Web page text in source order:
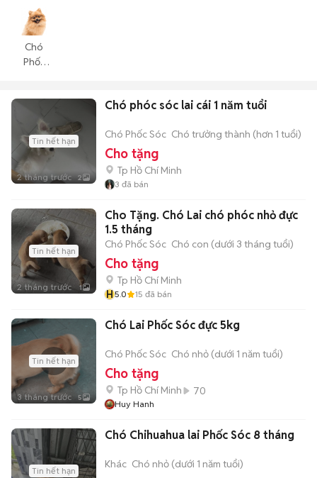
Chó
Phốc
Tin hết hạn
2 tháng trước 2
Chó phóc sóc lai cái 1 năm tuổi
Chó Phốc Sóc Chó trưởng thành (hơn 1 tuổi)
Cho tặng
Tp Hồ Chí Minh
3 đã bán
Tin hết hạn
2 tháng trước 1
Cho Tặng. Chó Lai chó phóc nhỏ đực
1.5 tháng
Chó Phốc Sóc Chó con (dưới 3 tháng tuổi)
Cho tặng
Tp Hồ Chí Minh
H5.0 15 đã bán
Tin hết hạn
3 tháng trước 5
Chó Lai Phốc Sóc đực 5kg
Chó Phốc Sóc Chó nhỏ (dưới 1 năm tuổi)
Cho tặng
Tp Hồ Chí Minh 70
Huy Hanh
Tin hết hạn
Chó Chihuahua lai Phốc Sóc 8 tháng
Khác Chó nhỏ (dưới 1 năm tuổi)